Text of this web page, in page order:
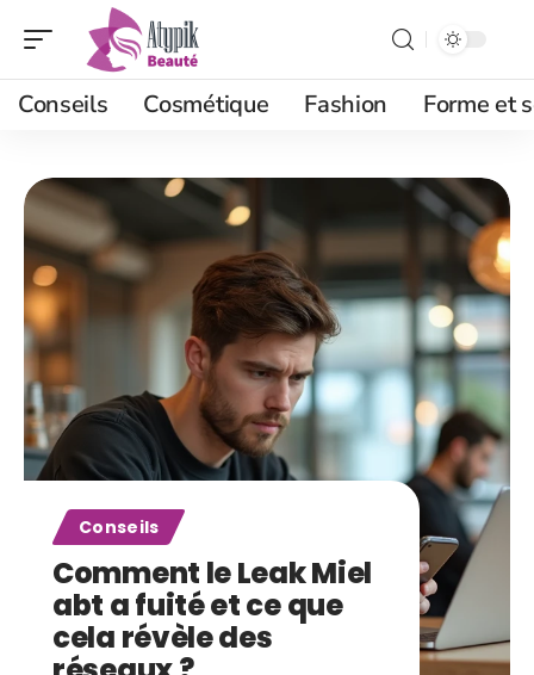
Conseils Cosmétique Fashion Forme et
Conseils
Comment le Leak Miel
abt a fuité et ce que
cela révèle des